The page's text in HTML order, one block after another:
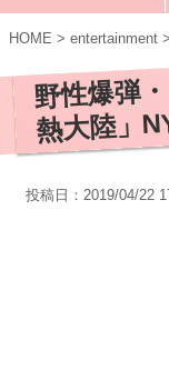
HOME > entertainment >
野性爆弾
熱大陸」
投稿日：2019/04/22